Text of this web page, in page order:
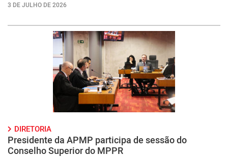
3 DE JULHO DE 2026
DIRETORIA
Presidente da APMP participa de sessão do
Conselho Superior do MPPR